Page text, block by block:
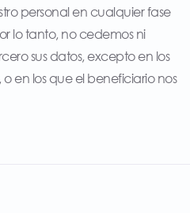
personal en cualquier fase
lo tanto, no cedemos ni
sus datos, excepto en los
en los que el beneficiario nos